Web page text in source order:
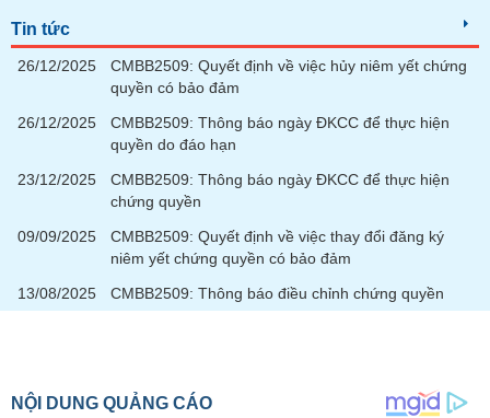
Tin tức
26/12/2025
CMBB2509: Quyết định về việc hủy niêm yết chứng
quyền có bảo đảm
26/12/2025
CMBB2509: Thông báo ngày ĐKCC để thực hiện
quyền do đáo hạn
23/12/2025
CMBB2509: Thông báo ngày ĐKCC để thực hiện
chứng quyền
09/09/2025
CMBB2509: Quyết định về việc thay đổi đăng ký
niêm yết chứng quyền có bảo đảm
13/08/2025
CMBB2509: Thông báo điều chỉnh chứng quyền
Công
cụ
thông
liệu